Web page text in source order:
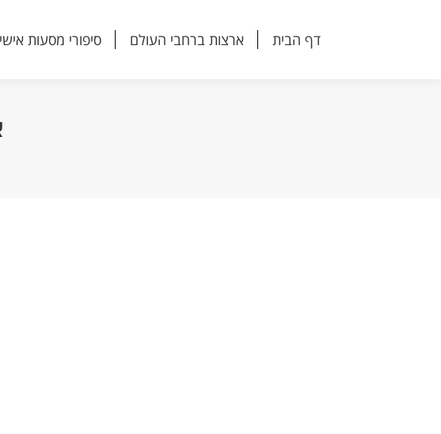
דף הבית ארצות ברחבי העולם סיפורי מסעות